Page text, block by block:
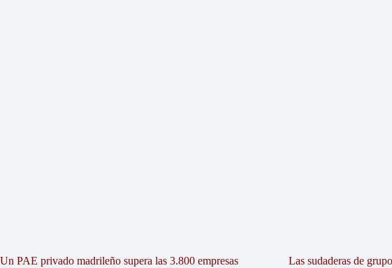
Un PAE privado madrileño supera las 3.800 empresas
Las sudaderas de